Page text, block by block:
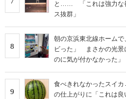
と…… 「これは強力な
ス抜群」
8
朝の京浜東北線ホーム
ビった」 まさかの光景
のに気が付かなかった」
9
食べきれなかったスイ
の仕上がりに「これは良